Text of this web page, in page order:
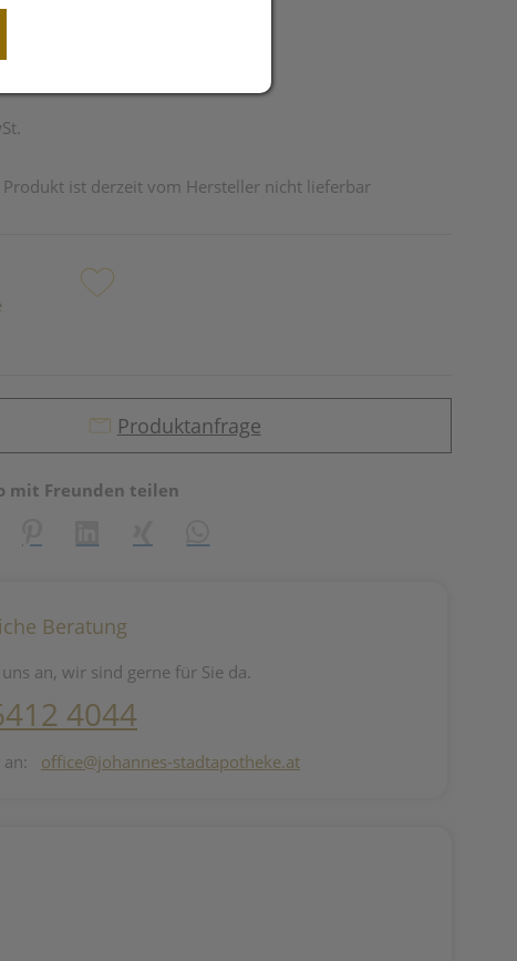
Produkt ist derzeit vom Hersteller nicht lieferbar
Produktanfrage
mit Freunden teilen
Beratung
uns an, wir sind gerne für Sie da.
4044
office@johannes-stadtapotheke.at